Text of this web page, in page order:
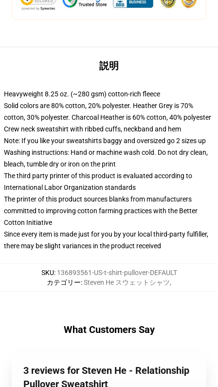
説明
Heavyweight 8.25 oz. (~280 gsm) cotton-rich fleece
Solid colors are 80% cotton, 20% polyester. Heather Grey is 70%
cotton, 30% polyester. Charcoal Heather is 60% cotton, 40% polyester
Crew neck sweatshirt with ribbed cuffs, neckband and hem
Note: If you like your sweatshirts baggy and oversized go 2 sizes up
Washing instructions: Hand or machine wash cold. Do not dry clean,
bleach, tumble dry or iron on the print
The third party printer of this product is evaluated according to
International Labor Organization standards
The printer of this product sources blanks from manufacturers
committed to improving cotton farming practices with the Better
Cotton Initiative
Since every item is made just for you by your local third-party fulfiller,
there may be slight variances in the product received
SKU: 136893561-US-t-shirt-pullover-DEFAULT
カテゴリー:Steven He スウェットシャツ,
What Customers Say
3 reviews for Steven He - Relationship
Pullover Sweatshirt